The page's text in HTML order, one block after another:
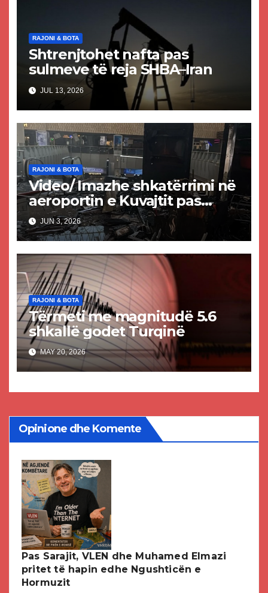
RAJONI & BOTA
Shtrenjtohet nafta pas
sulmeve të reja SHBA–Iran
JUL 13, 2026
RAJONI & BOTA
Video/ Imazhe shkatërrimi në
aeroportin e Kuvajtit pas
sulmit iranian, një i vdekur
dhe shumë të plagosur
JUN 3, 2026
RAJONI & BOTA
Tërmeti me magnitudë 5.6
shkallë godet Turqinë
MAY 20, 2026
Opinione dhe Komente
Pas Sarajit, VLEN dhe Muhamed Elmazi
pritet të hapin edhe Ngushticën e
Hormuzit